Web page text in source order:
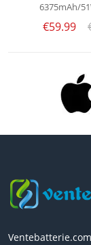
6375mAh/
€59.99